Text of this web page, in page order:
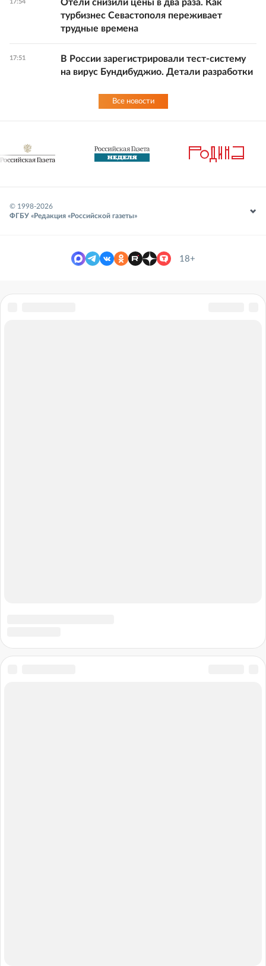
17:54
Отели снизили цены в два раза. Как
турбизнес Севастополя переживает
трудные времена
17:51
В России зарегистрировали тест-систему
на вирус Бундибуджио. Детали разработки
Все новости
© 1998-2026
ФГБУ «Редакция «Российской газеты»
18+